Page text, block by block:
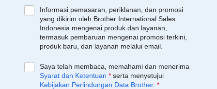
Informasi pemasaran, periklanan, dan promosi
yang dikirim oleh Brother International Sales
Indonesia mengenai produk dan layanan,
termasuk pembaruan mengenai promosi terkini,
produk baru, dan layanan melalui email.
Saya telah membaca, memahami dan menerima
Syarat dan Ketentuan * serta menyetujui
Kebijakan Perlindungan Data Brother. *